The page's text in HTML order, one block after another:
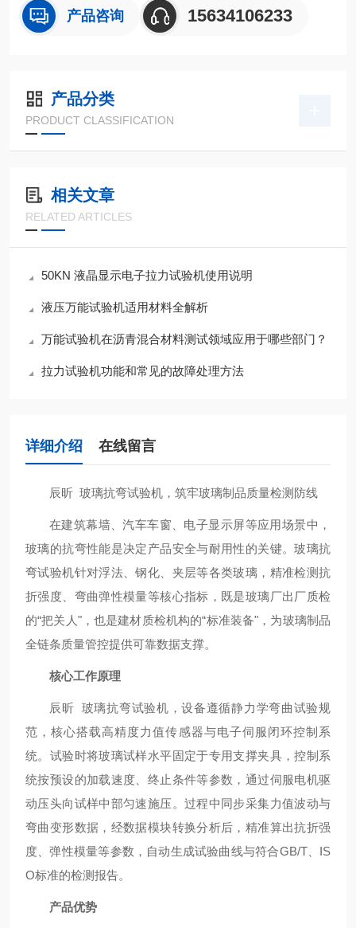
产品咨询 15634106233
产品分类
PRODUCT CLASSIFICATION
相关文章
RELATED ARTICLES
50KN 液晶显示电子拉力试验机使用说明
液压万能试验机适用材料全解析
万能试验机在沥青混合材料测试领域应用于哪些部门？
拉力试验机功能和常见的故障处理方法
详细介绍 在线留言
辰昕 玻璃抗弯试验机，筑牢玻璃制品质量检测防线
在建筑幕墙、汽车车窗、电子显示屏等应用场景中，
玻璃的抗弯性能是决定产品安全与耐用性的关键。玻璃抗
弯试验机针对浮法、钢化、夹层等各类玻璃，精准检测抗
折强度、弯曲弹性模量等核心指标，既是玻璃厂出厂质检
的“把关人"，也是建材质检机构的“标准装备"，为玻璃制品
全链条质量管控提供可靠数据支撑。
核心工作原理
辰昕 玻璃抗弯试验机，设备遵循静力学弯曲试验规
范，核心搭载高精度力值传感器与电子伺服闭环控制系
统。试验时将玻璃试样水平固定于专用支撑夹具，控制系
统按预设的加载速度、终止条件等参数，通过伺服电机驱
动压头向试样中部匀速施压。过程中同步采集力值波动与
弯曲变形数据，经数据模块转换分析后，精准算出抗折强
度、弹性模量等参数，自动生成试验曲线与符合GB/T、IS
O标准的检测报告。
产品优势